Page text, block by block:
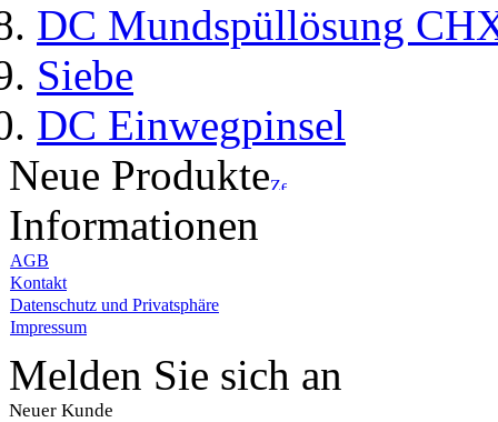
DC Mundspüllösung
Siebe
DC Einwegpinsel
Neue Produkte
Informationen
AGB
Kontakt
Datenschutz und Privatsphäre
Impressum
Melden Sie sich an
Neuer Kunde